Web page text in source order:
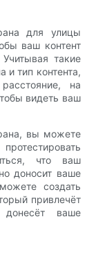
для улицы
ваш контент
такие
и тип контента,
на
видеть ваш
вы можете
что ваш
доносит ваше
создать
привлечёт
ваше